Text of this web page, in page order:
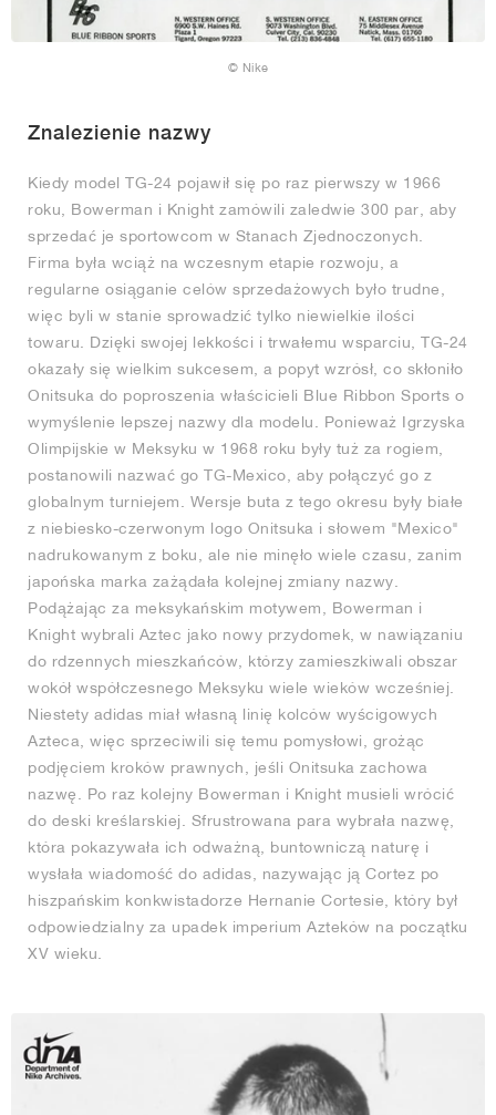
© Nike
Znalezienie nazwy
Kiedy model TG-24 pojawił się po raz pierwszy w 1966
roku, Bowerman i Knight zamówili zaledwie 300 par, aby
sprzedać je sportowcom w Stanach Zjednoczonych.
Firma była wciąż na wczesnym etapie rozwoju, a
regularne osiąganie celów sprzedażowych było trudne,
więc byli w stanie sprowadzić tylko niewielkie ilości
towaru. Dzięki swojej lekkości i trwałemu wsparciu, TG-24
okazały się wielkim sukcesem, a popyt wzrósł, co skłoniło
Onitsuka do poproszenia właścicieli Blue Ribbon Sports o
wymyślenie lepszej nazwy dla modelu. Ponieważ Igrzyska
Olimpijskie w Meksyku w 1968 roku były tuż za rogiem,
postanowili nazwać go TG-Mexico, aby połączyć go z
globalnym turniejem. Wersje buta z tego okresu były białe
z niebiesko-czerwonym logo Onitsuka i słowem "Mexico"
nadrukowanym z boku, ale nie minęło wiele czasu, zanim
japońska marka zażądała kolejnej zmiany nazwy.
Podążając za meksykańskim motywem, Bowerman i
Knight wybrali Aztec jako nowy przydomek, w nawiązaniu
do rdzennych mieszkańców, którzy zamieszkiwali obszar
wokół współczesnego Meksyku wiele wieków wcześniej.
Niestety adidas miał własną linię kolców wyścigowych
Azteca, więc sprzeciwili się temu pomysłowi, grożąc
podjęciem kroków prawnych, jeśli Onitsuka zachowa
nazwę. Po raz kolejny Bowerman i Knight musieli wrócić
do deski kreślarskiej. Sfrustrowana para wybrała nazwę,
która pokazywała ich odważną, buntowniczą naturę i
wysłała wiadomość do adidas, nazywając ją Cortez po
hiszpańskim konkwistadorze Hernanie Cortesie, który był
odpowiedzialny za upadek imperium Azteków na początku
XV wieku.